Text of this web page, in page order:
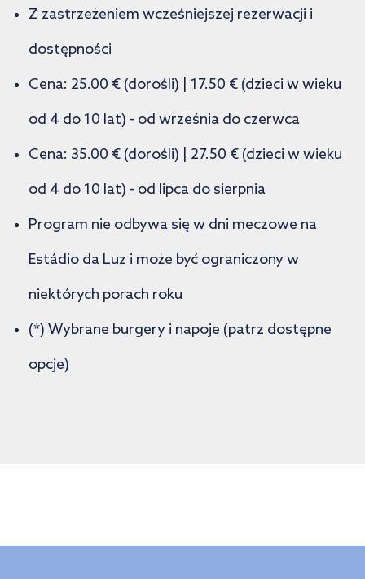
Z zastrzeżeniem wcześniejszej rezerwacji i
dostępności
Cena: 25.00 € (dorośli) | 17.50 € (dzieci w wieku
od 4 do 10 lat) - od września do czerwca
Cena: 35.00 € (dorośli) | 27.50 € (dzieci w wieku
od 4 do 10 lat) - od lipca do sierpnia
Program nie odbywa się w dni meczowe na
Estádio da Luz i może być ograniczony w
niektórych porach roku
(*) Wybrane burgery i napoje (patrz dostępne
opcje)